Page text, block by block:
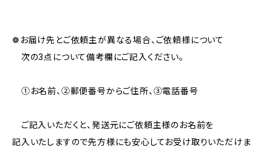
❁お届け先とご依頼主が異なる場合、ご依頼様について
次の3点について備考欄にご記入ください。
①お名前、②郵便番号からご住所、③電話番号
ご記入いただくと、発送元にご依頼主様のお名前を
記入いたしますので先方様にも安心してお受け取りいただけま